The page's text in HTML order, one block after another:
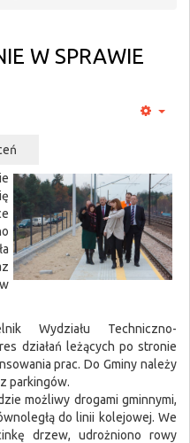
W SPRAWIE
Wydziału Techniczno-
działań leżących po stronie
prac. Do Gminy należy
parkingów.
możliwy drogami gminnymi,
do linii kolejowej. We
drzew, udrożniono rowy